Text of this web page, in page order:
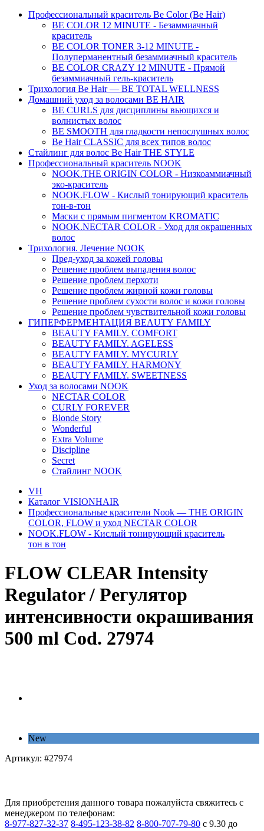
Профессиональный краситель Be Color (Be Hair)
BE COLOR 12 MINUTE - Безаммиачный
краситель
BE COLOR TONER 3-12 MINUTE -
Полуперманентный безаммиачный краситель
BE COLOR CRAZY 12 MINUTE - Прямой
безаммиачный гель-краситель
Трихология Be Hair — BE TOTAL WELLNESS
Домашний уход за волосами BE HAIR
BE CURLS для дисциплины вьющихся и
волнистых волос
BE SMOOTH для гладкости непослушных волос
Be Hair CLASSIC для всех типов волос
Стайлинг для волос Be Hair THE STYLE
Профессиональный краситель NOOK
NOOK.THE ORIGIN COLOR - Низкоаммиачный
эко-краситель
NOOK.FLOW - Кислый тонирующий краситель
тон-в-тон
Маски с прямым пигментом KROMATIC
NOOK.NECTAR COLOR - Уход для окрашенных
волос
Трихология. Лечение NOOK
Пред-уход за кожей головы
Решение проблем выпадения волос
Решение проблем перхоти
Решение проблем жирной кожи головы
Решение проблем сухости волос и кожи головы
Решение проблем чувствительной кожи головы
ГИПЕРФЕРМЕНТАЦИЯ BEAUTY FAMILY
BEAUTY FAMILY. COMFORT
BEAUTY FAMILY. AGELESS
BEAUTY FAMILY. MYCURLY
BEAUTY FAMILY. HARMONY
BEAUTY FAMILY. SWEETNESS
Уход за волосами NOOK
NECTAR COLOR
CURLY FOREVER
Blonde Story
Wonderful
Extra Volume
Discipline
Secret
Стайлинг NOOK
VH
Каталог VISIONHAIR
Профессиональные красители Nook — THE ORIGIN
COLOR, FLOW и уход NECTAR COLOR
NOOK.FLOW - Кислый тонирующий краситель
тон в тон
FLOW CLEAR Intensity
Regulator / Регулятор
интенсивности окрашивания
500 ml Cod. 27974
New
Артикул: #27974
Для приобретения данного товара пожалуйста свяжитесь с
менеджером по телефонам:
8-977-827-32-37 8-495-123-38-82 8-800-707-79-80 с 9.30 до